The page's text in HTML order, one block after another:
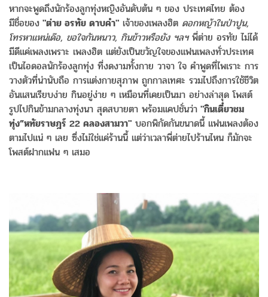
หากจะพูดถึงนักร้องลูกทุ่งหญิงอันดับต้น ๆ ของ ประเทศไทย ต้อง
มีชื่อของ "ต่าย อรทัย ดาบคำ" เจ้าของเพลงฮิต ดอกหญ้าในป่าปูน,
โทรหาแหน่เด๊อ, ขอใจกันหนาว, กินข้าวหรือยัง ฯลฯพี่ต่าย อรทัย ไม่ได้
มีดีแค่เพลงเพราะ เพลงฮิต แต่ยังเป็นขวัญใจของแฟนเพลงทั่วประเทศ
เป็นไอดอลนักร้องลูกทุ่ง ที่งดงามทั้งกาย วาจา ใจ คำพูดที่ไพเราะ การ
วางตัวที่น่านับถือ การแต่งกายสุภาพ ถูกกาลเทศะ รวมไปถึงการใช้ชีวิต
อันแสนเรียบง่าย กินอยู่ง่าย ๆ เหมือนที่เคยเป็นมา อย่างล่าสุด โพสต์
รูปไปกินข้ามกลางทุ่งนา สุดสบายตา พร้อมแคปชั่นว่า "กินเตี๋ยวชม
ทุ่ง”หทัยราษฎร์ 22 คลองสามวา" บอกพิกัดกันขนาดนี้ แฟนเพลงต้อง
ตามไปแน่ ๆ เลย ซึ่งไม่ใช่แค่ร้านนี้ แต่ว่าเวลาพี่ต่ายไปร้านไหน ก็มักจะ
โพสต์ฝากแฟน ๆ เสมอ